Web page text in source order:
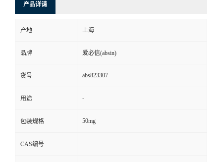
产品详请
产地 上海
品牌 爱必信(absin)
货号 abs823307
用途 -
包装规格 50mg
CAS编号